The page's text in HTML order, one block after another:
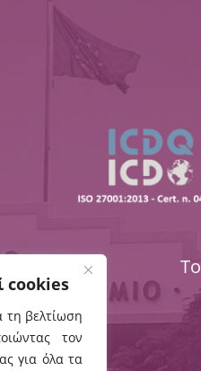
cookies
τη βελτίωση
τον
για όλα τα
Χανιά